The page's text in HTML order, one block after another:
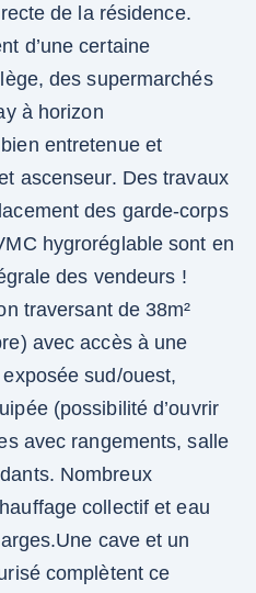
de la résidence.
d’une certaine
des supermarchés
à horizon
entretenue et
ascenseur. Des travaux
des garde-corps
hygroréglable sont en
des vendeurs !
traversant de 38m²
avec accès à une
sud/ouest,
(possibilité d’ouvrir
avec rangements, salle
Nombreux
collectif et eau
cave et un
complètent ce